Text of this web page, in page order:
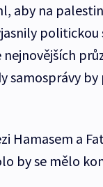
aby na
politickou
samosprávy
Hamasem a
by se mělo